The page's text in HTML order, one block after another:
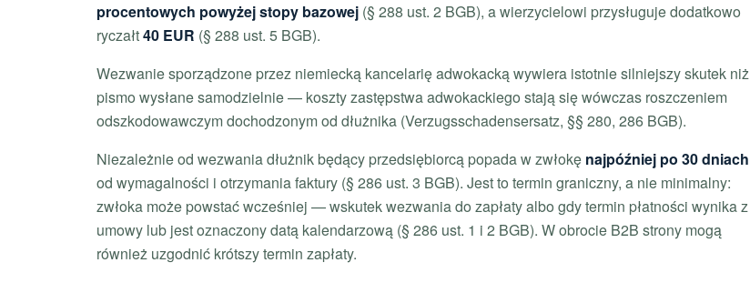
procentowych powyżej stopy bazowej (§ 288 ust. 2 BGB), a wierzycielowi przysługuje dodatkowo
ryczałt40 EUR (§ 288 ust. 5 BGB).
Wezwanie sporządzone przez niemiecką kancelarię adwokacką wywiera istotnie silniejszy skutek niż
pismo wysłane samodzielnie — koszty zastępstwa adwokackiego stają się wówczas roszczeniem
odszkodowawczym dochodzonym od dłużnika (Verzugsschadensersatz, §§ 280, 286 BGB).
Niezależnie od wezwania dłużnik będący przedsiębiorcą popada w zwłokę najpóźniej po 30 dniach
od wymagalności i otrzymania faktury (§ 286 ust. 3 BGB). Jest to termin graniczny, a nie minimalny:
zwłoka może powstać wcześniej — wskutek wezwania do zapłaty albo gdy termin płatności wynika z
umowy lub jest oznaczony datą kalendarzową (§ 286 ust. 1 i 2 BGB). W obrocie B2B strony mogą
również uzgodnić krótszy termin zapłaty.